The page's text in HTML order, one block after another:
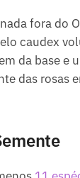
fora do
caudex
da base e
das rosas